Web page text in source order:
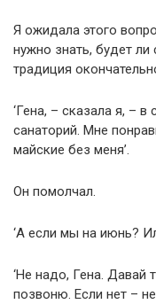
Я ожидала этого
нужно знать, будет
традиция
‘Гена, – сказала я, –
санаторий. Мне
майские без меня’.
Он помолчал.
‘А если мы на июнь?
‘Не надо, Гена. Давай
позвоню. Если нет –